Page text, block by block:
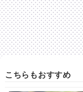
こちらもおすすめ